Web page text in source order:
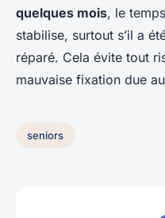
quelques mois, le
stabilise, surtout s’il a
réparé. Cela évite tout
mauvaise fixation due
seniors